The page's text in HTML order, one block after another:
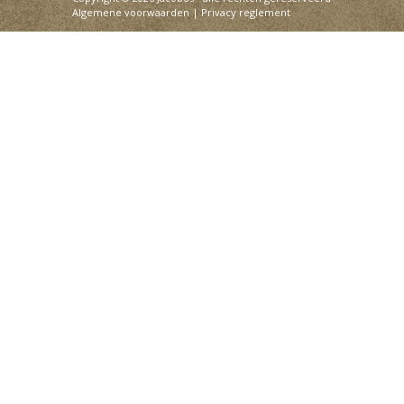
Algemene voorwaarden|Privacy reglement